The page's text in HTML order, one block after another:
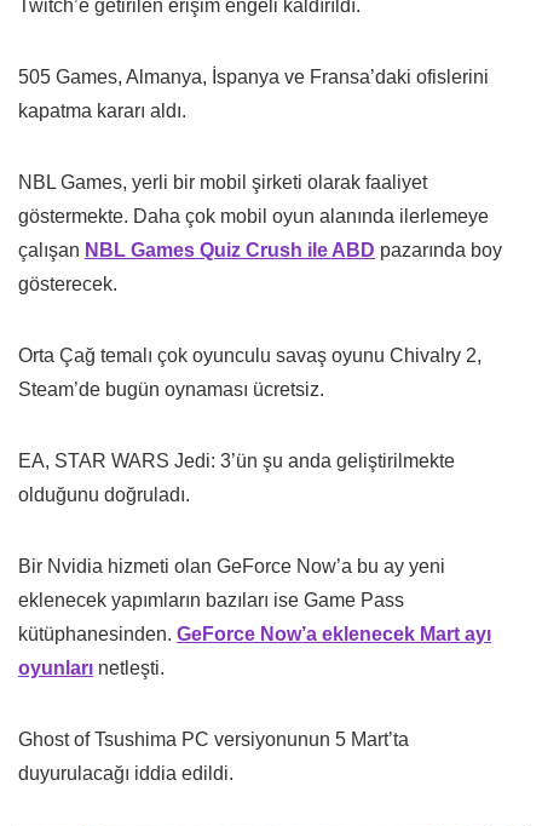
Twitch’e getirilen erişim engeli kaldırıldı.
505 Games, Almanya, İspanya ve Fransa’daki ofislerini
kapatma kararı aldı.
NBL Games, yerli bir mobil şirketi olarak faaliyet
göstermekte. Daha çok mobil oyun alanında ilerlemeye
çalışan NBL Games Quiz Crush ile ABD pazarında boy
gösterecek.
Orta Çağ temalı çok oyunculu savaş oyunu Chivalry 2,
Steam’de bugün oynaması ücretsiz.
EA, STAR WARS Jedi: 3’ün şu anda geliştirilmekte
olduğunu doğruladı.
Bir Nvidia hizmeti olan GeForce Now’a bu ay yeni
eklenecek yapımların bazıları ise Game Pass
kütüphanesinden. GeForce Now’a eklenecek Mart ayı
oyunları netleşti.
Ghost of Tsushima PC versiyonunun 5 Mart’ta
duyurulacağı iddia edildi.